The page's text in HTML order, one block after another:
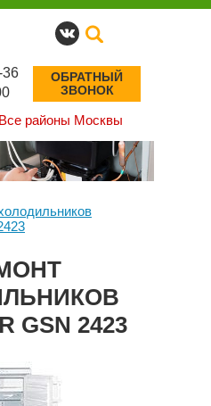
Все районы Москвы
36
ОБРАТНЫЙ
ЗВОНОК
GSN 2423